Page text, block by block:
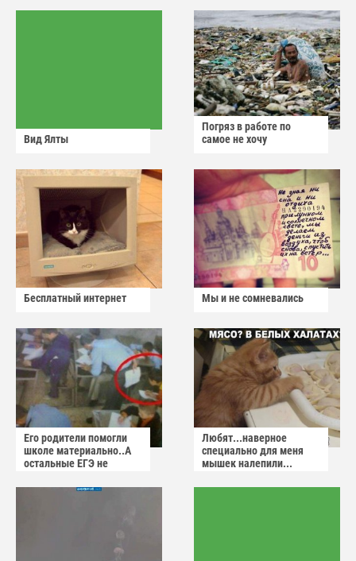
Вид Ялты
Погряз в работе по
самое не хочу
Бесплатный интернет Мы и не сомневались
Его родители помогли
школе материально..А
остальные ЕГЭ не
Любят...наверное
специально для меня
мышек налепили...